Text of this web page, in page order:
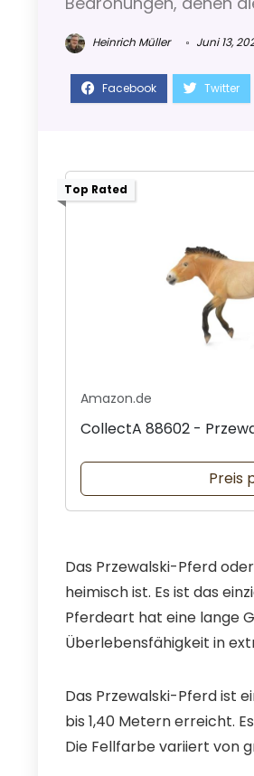
Heinrich Müller Juni 13,
Top Rated
Amazon.de
CollectA 88602 -
Preis
Das Przewalski-Pferd
heimisch ist. Es ist das
Pferdeart hat eine lange
Überlebensfähigkeit in
Das Przewalski-Pferd ist
bis 1,40 Metern erreicht.
Die Fellfarbe variiert von